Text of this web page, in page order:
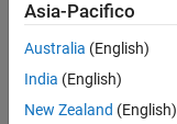
Asia-Pacifico
Australia (English)
India (English)
New Zealand (English)